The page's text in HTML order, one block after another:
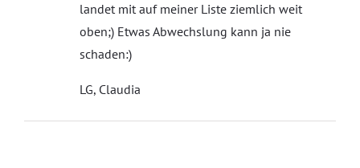
landet mit auf meiner Liste ziemlich weit
oben;) Etwas Abwechslung kann ja nie
schaden:)
LG, Claudia